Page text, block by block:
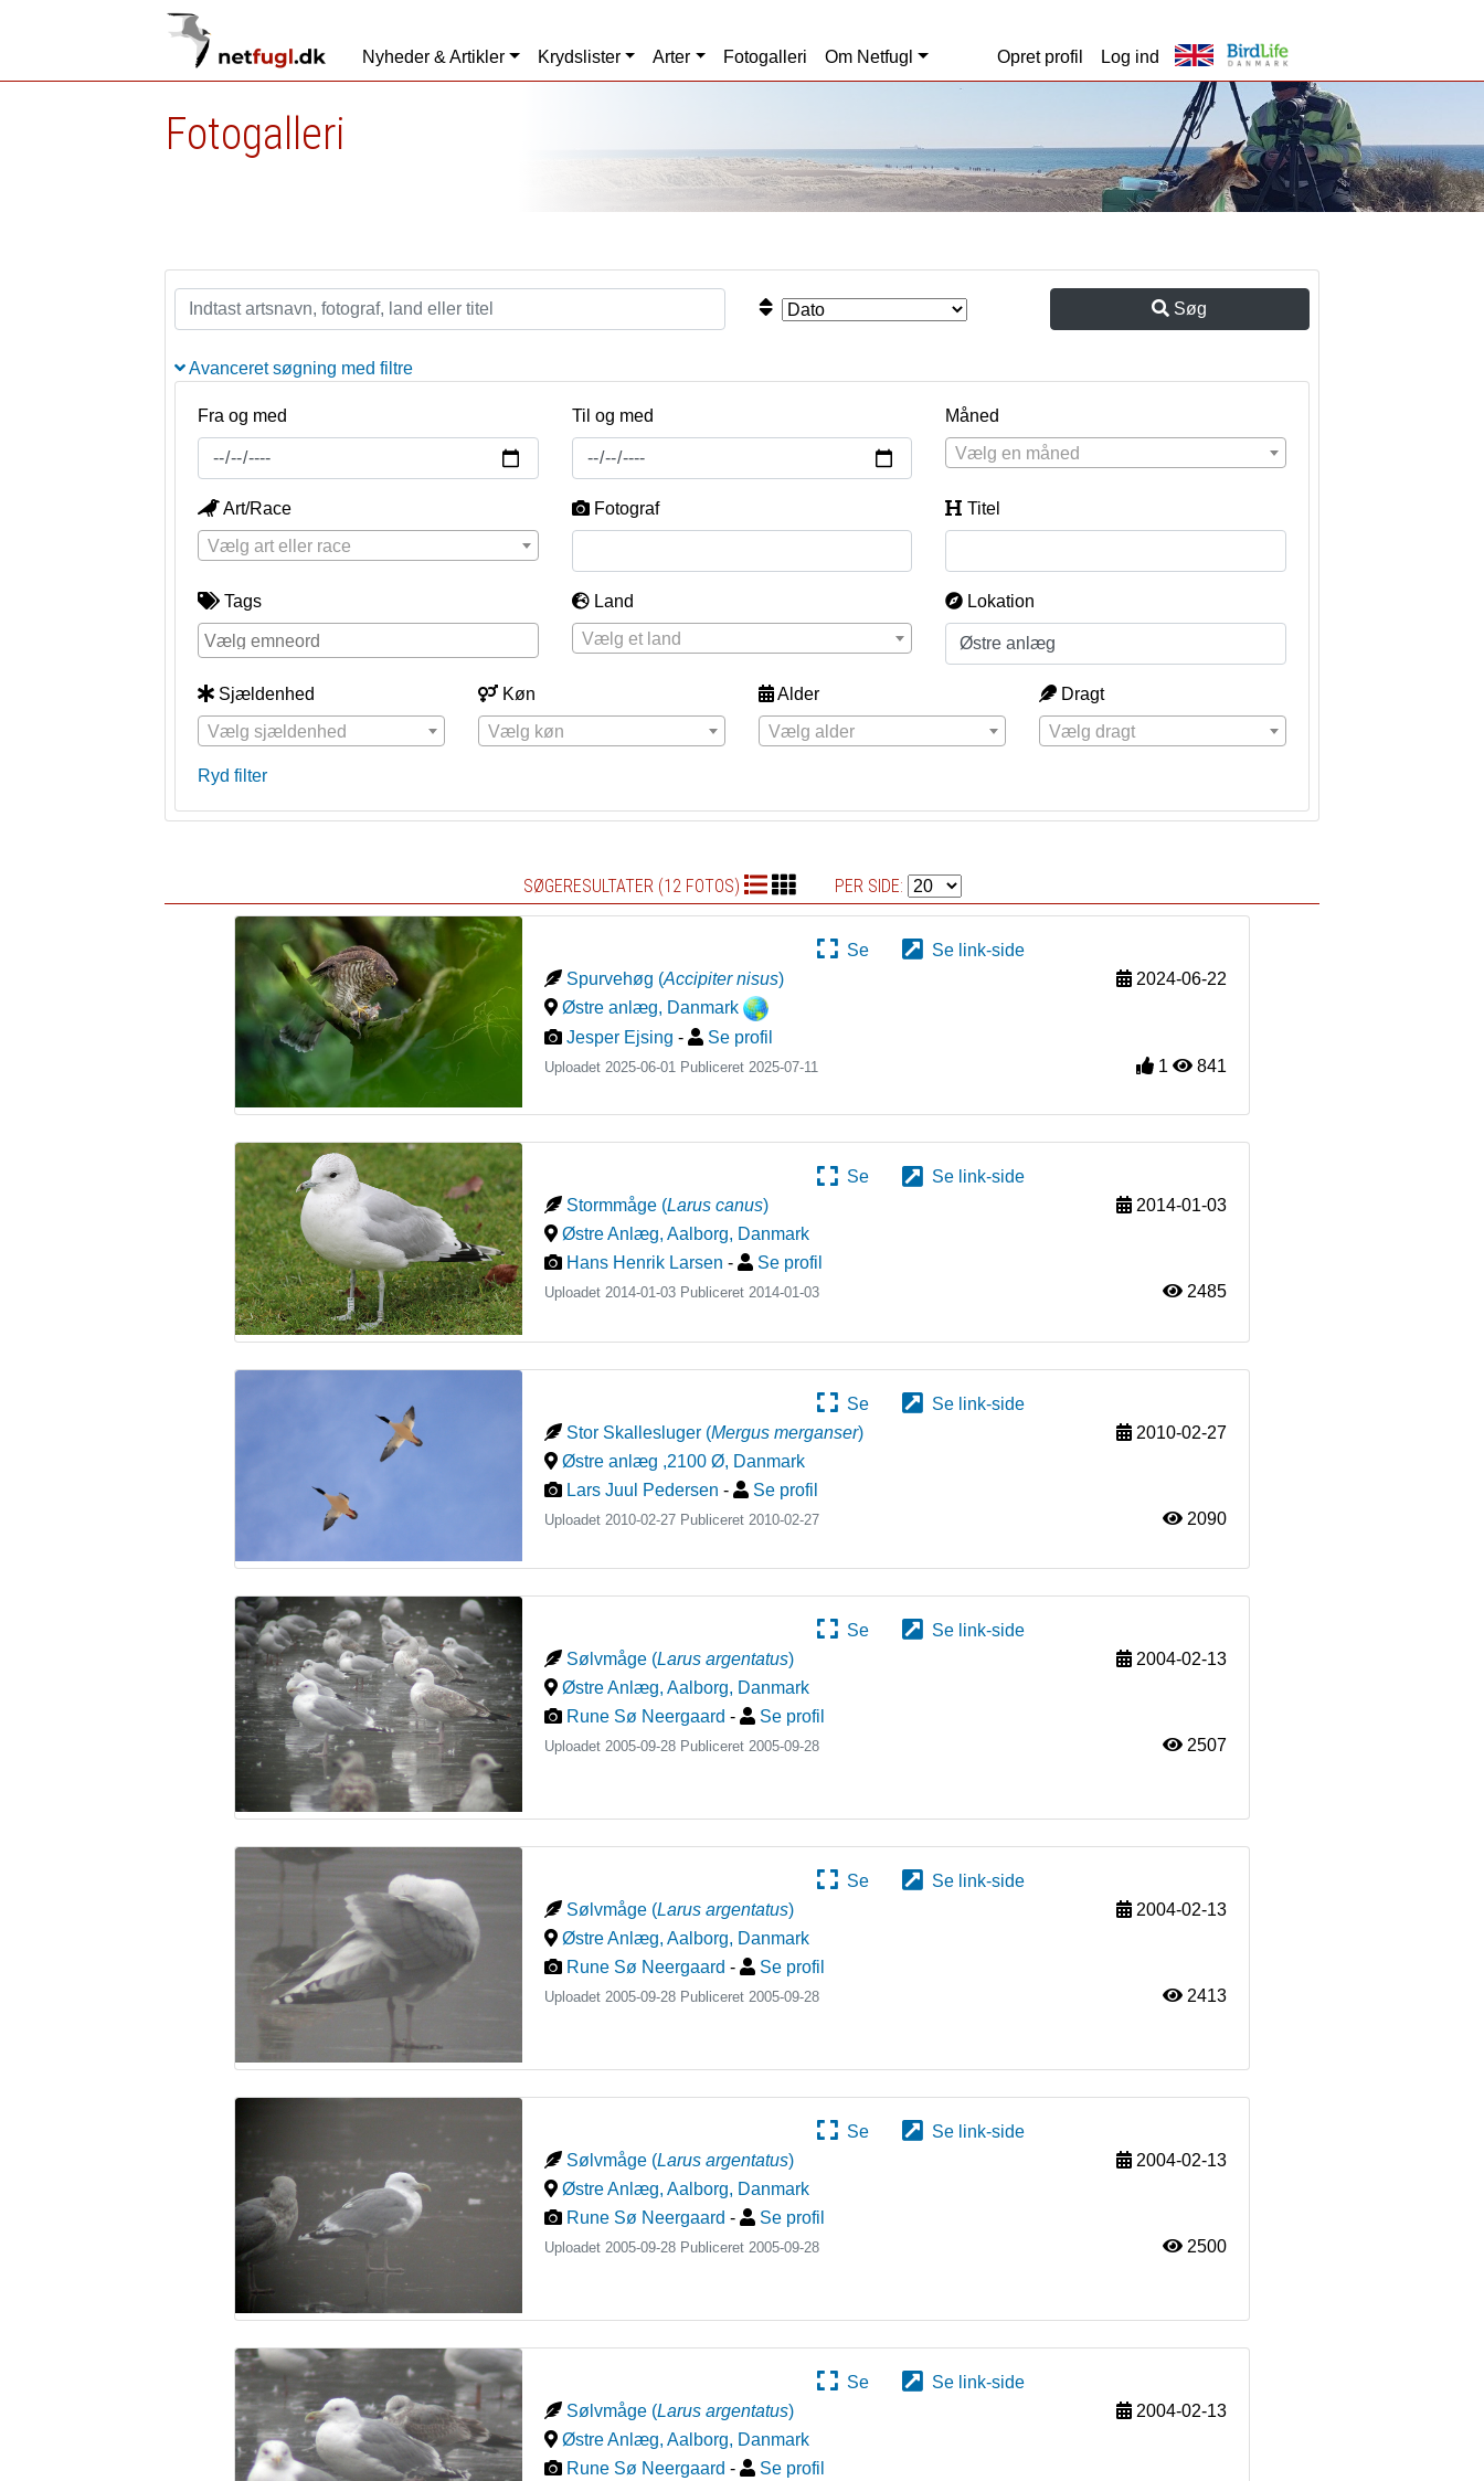
Nyheder & Artikler Krydslister Arter Fotogalleri Om Netfugl Opret profil Log ind
Fotogalleri
Søg
Avanceret søgning med filtre
Fra og med Til og med
Måned
Vælg en måned
Art/Race
Vælg art eller race
Fotograf Titel
Tags
Land
Vælg et land
Lokation
Sjældenhed
Vælg sjældenhed
Køn
Vælg køn
Alder
Vælg alder
Dragt
Vælg dragt
Ryd filter
SØGERESULTATER (12 FOTOS) PER SIDE:
Se
Se link-side
Spurvehøg (Accipiter nisus)
2024-06-22
Østre anlæg, Danmark
Jesper Ejsing - Se profil
Uploadet 2025-06-01 Publiceret2025-07-11 1 841
Se
Se link-side
Stormmåge (Larus canus)
2014-01-03
Østre Anlæg, Aalborg, Danmark
Hans Henrik Larsen - Se profil
Uploadet 2014-01-03 Publiceret2014-01-03 2485
Se
Se link-side
Stor Skallesluger (Mergus merganser)
2010-02-27
Østre anlæg ,2100 Ø, Danmark
Lars Juul Pedersen - Se profil
Uploadet 2010-02-27 Publiceret 2010-02-27 2090
Se
Se link-side
Sølvmåge (Larus argentatus)
2004-02-13
Østre Anlæg, Aalborg, Danmark
Rune Sø Neergaard - Se profil
Uploadet 2005-09-28 Publiceret 2005-09-28 2507
Se
Se link-side
Sølvmåge (Larus argentatus)
2004-02-13
Østre Anlæg, Aalborg, Danmark
Rune Sø Neergaard - Se profil
Uploadet 2005-09-28 Publiceret 2005-09-28 2413
Se
Se link-side
Sølvmåge (Larus argentatus)
2004-02-13
Østre Anlæg, Aalborg, Danmark
Rune Sø Neergaard - Se profil
Uploadet 2005-09-28 Publiceret 2005-09-28 2500
Se
Se link-side
Sølvmåge (Larus argentatus)
2004-02-13
Østre Anlæg, Aalborg, Danmark
Rune Sø Neergaard - Se profil